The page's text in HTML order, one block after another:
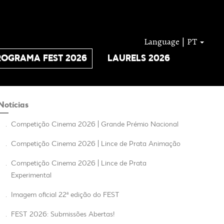
FEST 2026 LAURELS 2026
Language | PT
. Competição Cinema 2026 | Grande Prémio Nacional
. Competição Cinema 2026 | Lince de Prata Animação
.
Competição Cinema 2026 | Lince de Prata
Experimental
. Imagem oficial 22ª edição do FEST
. FEST 2026: Submissões Abertas!